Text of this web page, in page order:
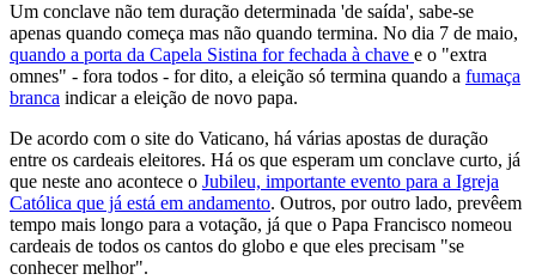
Um conclave não tem duração determinada 'de saída', sabe-se
apenas quando começa mas não quando termina. No dia 7 de maio,
quando a porta da Capela Sistina for fechada à chave e o "extra
omnes" - fora todos - for dito, a eleição só termina quando a fumaça
branca indicar a eleição de novo papa.
De acordo com o site do Vaticano, há várias apostas de duração
entre os cardeais eleitores. Há os que esperam um conclave curto, já
que neste ano acontece o Jubileu, importante evento para a Igreja
Católica que já está em andamento. Outros, por outro lado, prevêem
tempo mais longo para a votação, já que o Papa Francisco nomeou
cardeais de todos os cantos do globo e que eles precisam "se
conhecer melhor".